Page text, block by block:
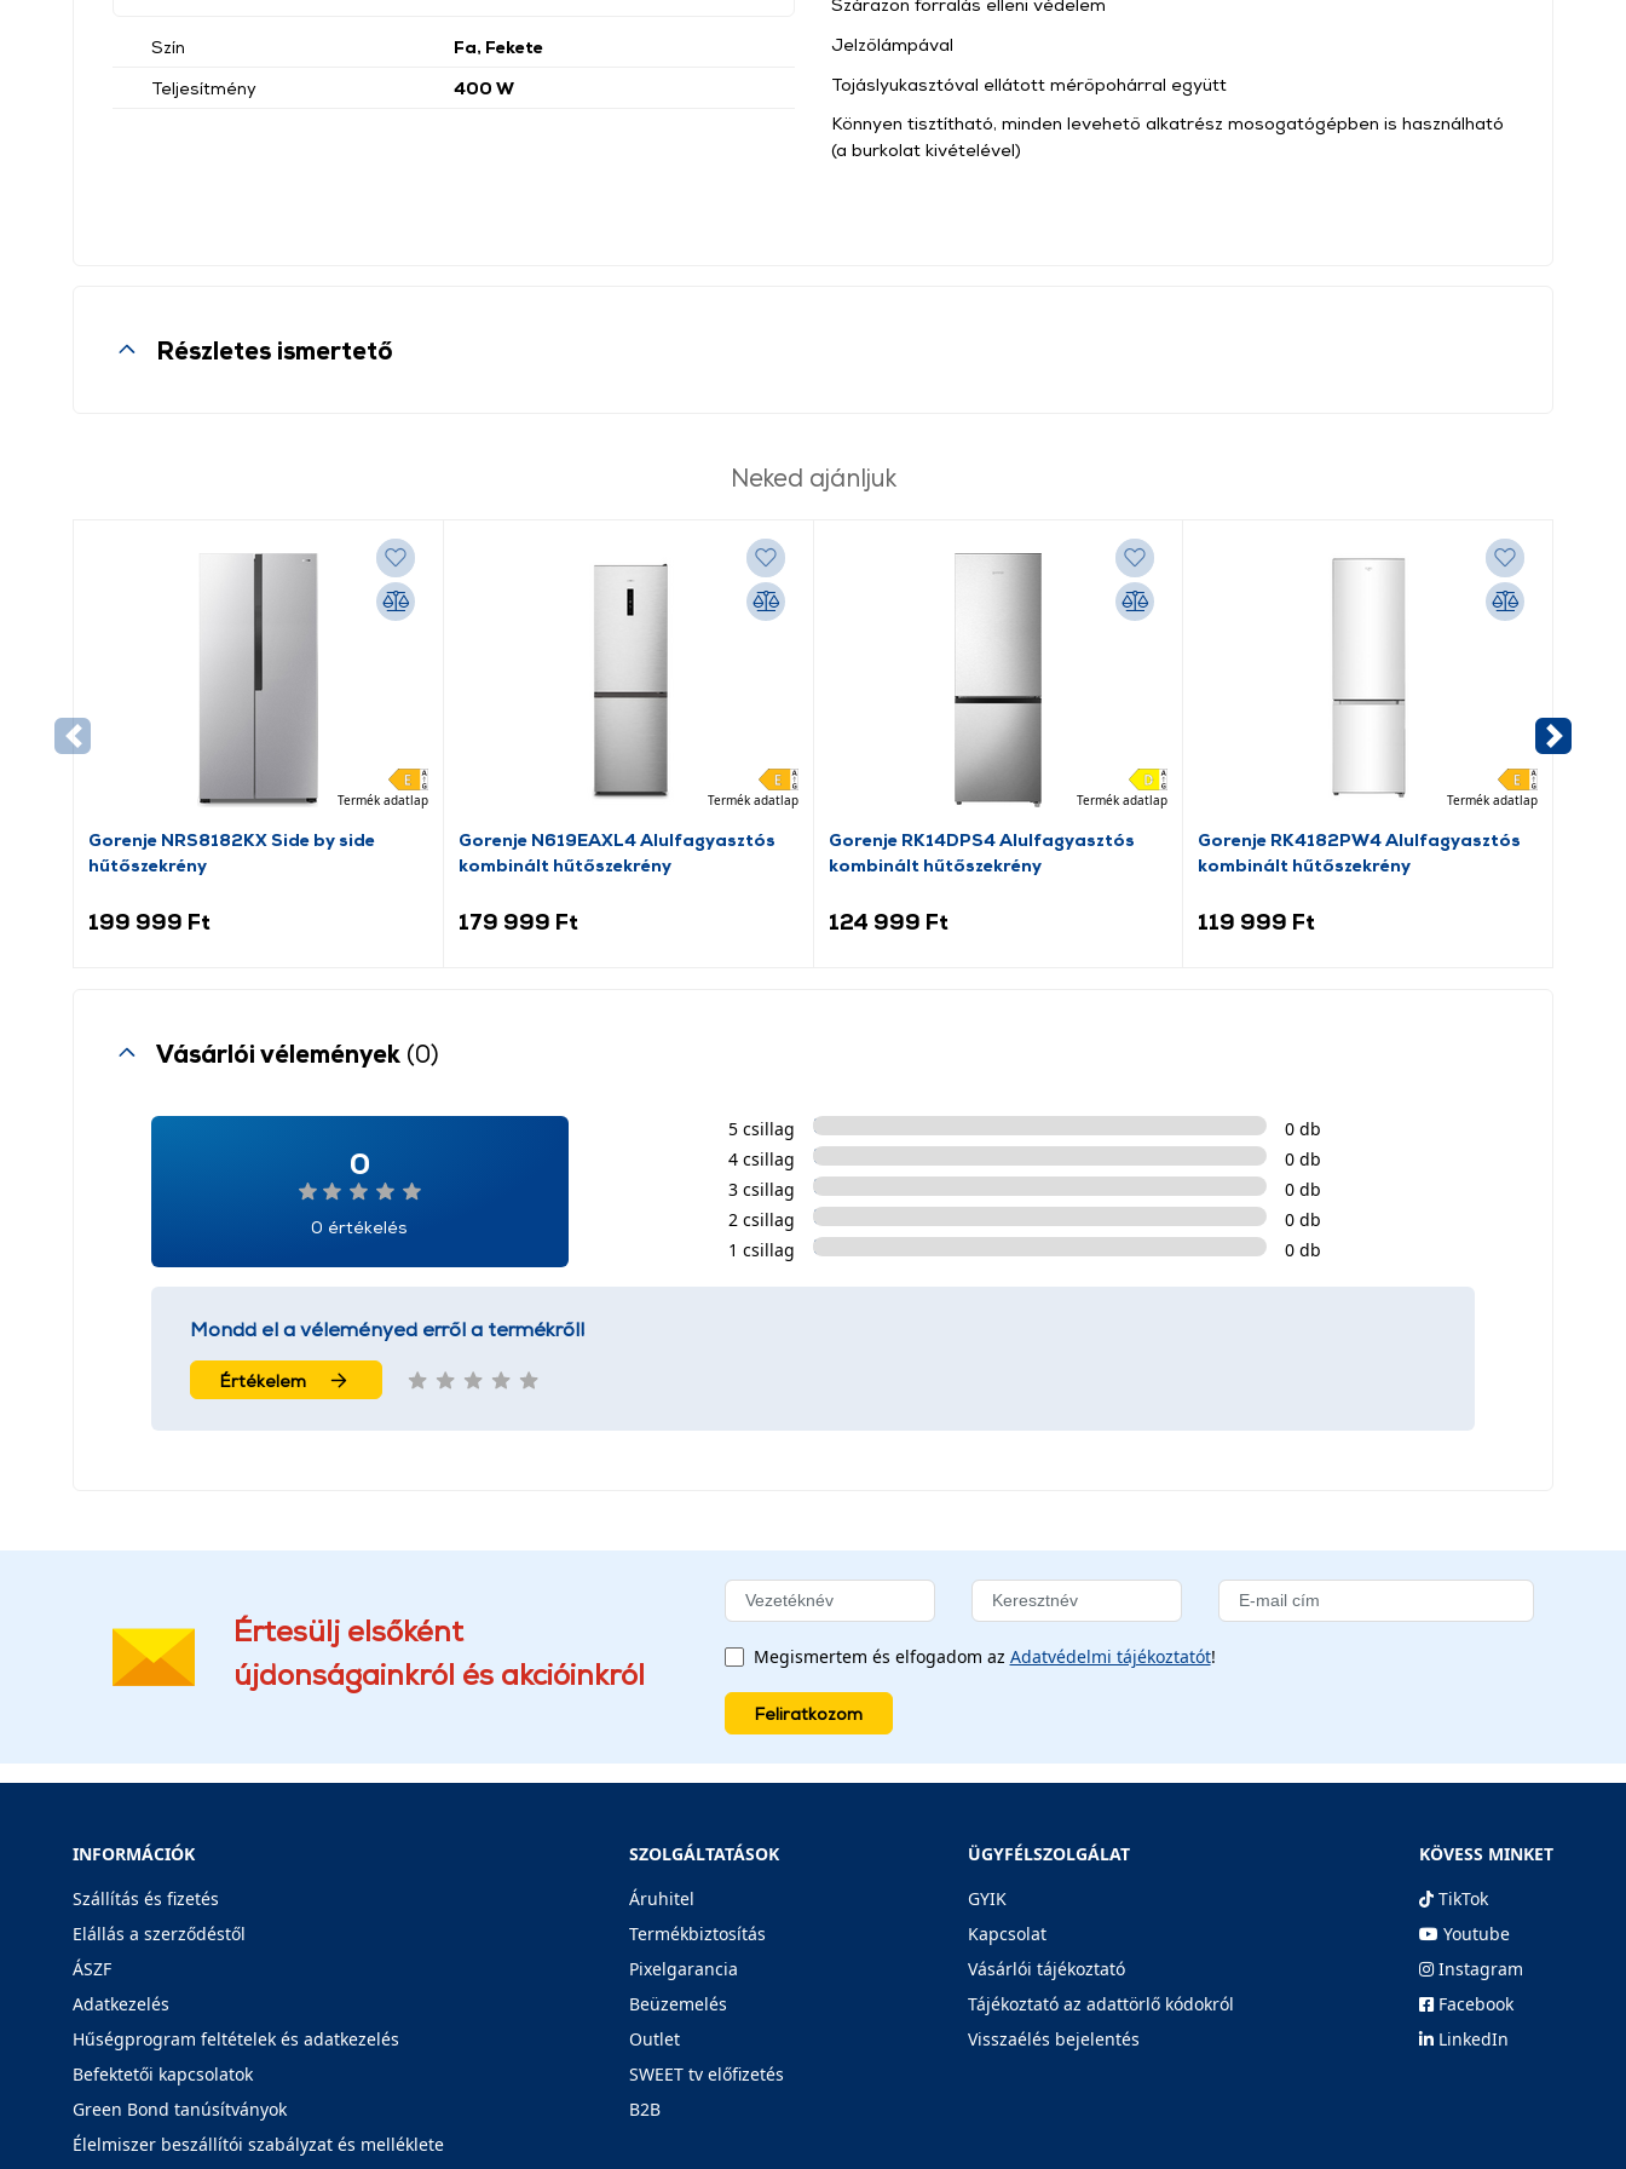
Szín
Fa, Fekete
Teljesítmény
400 W
Szárazon forralás elleni védelem
Jelzőlámpával
Tojáslyukasztóval ellátott mérőpohárral együtt
Könnyen tisztítható, minden levehető alkatrész mosogatógépben is használható
(a burkolat kivételével)
Részletes ismertető
Neked ajánljuk
Termék adatlap
Gorenje NRS8182KX Side by side
hűtőszekrény
199 999 Ft
Termék adatlap
Gorenje N619EAXL4 Alulfagyasztós
kombinált hűtőszekrény
179 999 Ft
Termék adatlap
Gorenje RK14DPS4 Alulfagyasztós
kombinált hűtőszekrény
124 999 Ft
Termék adatlap
Gorenje RK4182PW4 Alulfagyasztós
kombinált hűtőszekrény
119 999 Ft
Vásárlói vélemények (0)
0
0 értékelés
5 csillag
0 db
4 csillag
0 db
3 csillag
0 db
2 csillag
0 db
1 csillag
0 db
Mondd el a véleményed erről a termékről!
Értékelem
Értesülj elsőként
újdonságainkról és akcióinkról
Megismertem és elfogadom az Adatvédelmi tájékoztatót!
Feliratkozom
INFORMÁCIÓK
Szállítás és fizetés
Elállás a szerződéstől
ÁSZF
Adatkezelés
Hűségprogram feltételek és adatkezelés
Befektetői kapcsolatok
Green Bond tanúsítványok
Élelmiszer beszállítói szabályzat és melléklete
SZOLGÁLTATÁSOK
Áruhitel
Termékbiztosítás
Pixelgarancia
Beüzemelés
Outlet
SWEET tv előfizetés
B2B
ÜGYFÉLSZOLGÁLAT
GYIK
Kapcsolat
Vásárlói tájékoztató
Tájékoztató az adattörlő kódokról
Visszaélés bejelentés
KÖVESS MINKET
TikTok
Youtube
Instagram
Facebook
LinkedIn